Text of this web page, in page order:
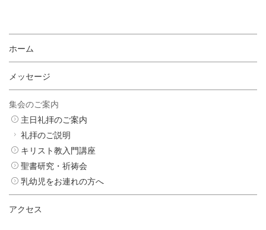
ホーム
メッセージ
集会のご案内
主日礼拝のご案内
礼拝のご説明
キリスト教入門講座
聖書研究・祈祷会
乳幼児をお連れの方へ
アクセス